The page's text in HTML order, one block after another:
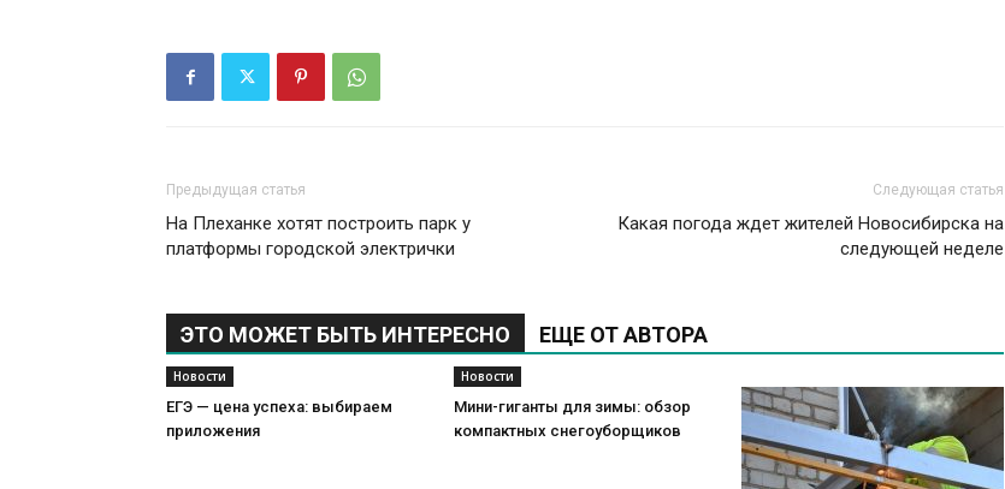
Предыдущая статья
На Плеханке хотят построить парк у
платформы городской электрички
Следующая статья
Какая погода ждет жителей Новосибирска на
следующей неделе
ЭТО МОЖЕТ БЫТЬ ИНТЕРЕСНО ЕЩЕ ОТ АВТОРА
Новости
ЕГЭ — цена успеха: выбираем
приложения
Новости
Мини-гиганты для зимы: обзор
компактных снегоуборщиков